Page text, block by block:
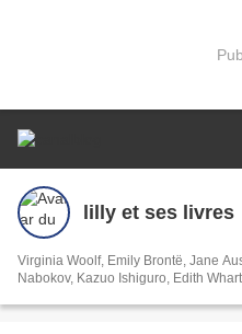
lilly et ses livres
Virginia Woolf, Emily Brontë, Jane
Nabokov, Kazuo Ishiguro, Edith